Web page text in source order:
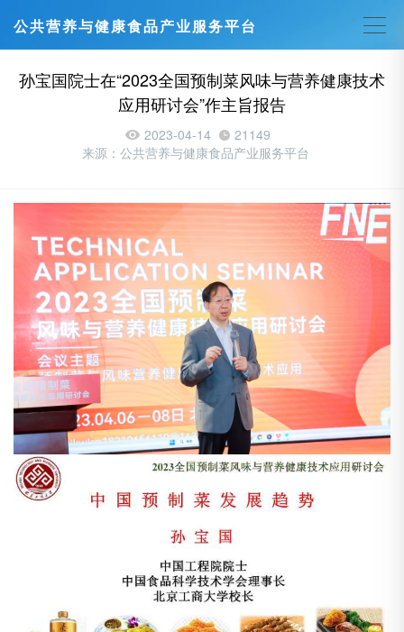
公共营养与健康食品产业服务平台
孙宝国院士在“2023全国预制菜风味与营养健康技术
应用研讨会”作主旨报告
2023-04-14
21149
来源：公共营养与健康食品产业服务平台